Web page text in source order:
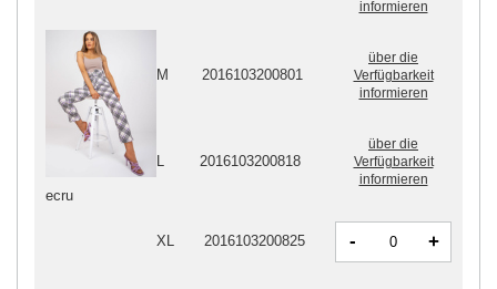
ecru
informieren
M 2016103200801
über die
Verfügbarkeit
informieren
2016103200818
über die
Verfügbarkeit
informieren
XL 2016103200825 - +